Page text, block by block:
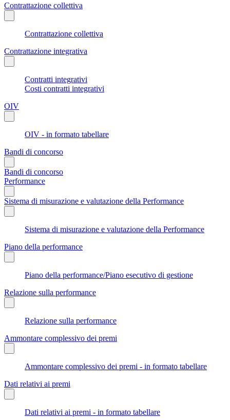
Contrattazione collettiva
Contrattazione collettiva
Contrattazione integrativa
Contratti integrativi
Costi contratti integrativi
OIV
OIV - in formato tabellare
Bandi di concorso
Bandi di concorso
Performance
Sistema di misurazione e valutazione della Performance
Sistema di misurazione e valutazione della Performance
Piano della performance
Piano della performance/Piano esecutivo di gestione
Relazione sulla performance
Relazione sulla performance
Ammontare complessivo dei premi
Ammontare complessivo dei premi - in formato tabellare
Dati relativi ai premi
Dati relativi ai premi - in formato tabellare